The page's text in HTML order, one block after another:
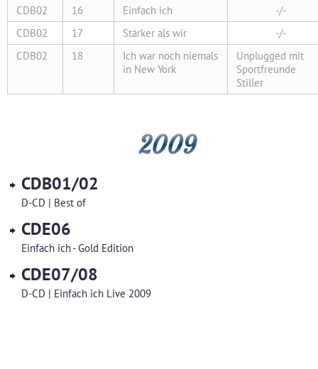
CDB02
16 Einfach ich
-/-
CDB02
17 Stärker als wir
-/-
CDB02
18
Ich war noch niemals
in New York
Unplugged mit
Sportfreunde
Stiller
2009
CDB01/02
D-CD | Best of
CDE06
Einfach ich - Gold Edition
CDE07/08
D-CD | Einfach ich Live 2009